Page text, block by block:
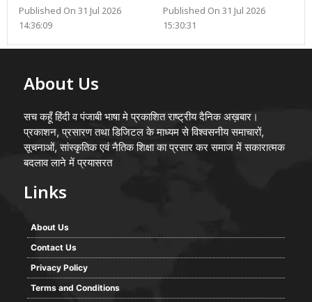
Published On 31 Jul 2026
14:36:09
Published On 31 Jul 2026
15:30:31
About Us
सच कहूँ हिंदी व पंजाबी भाषा मे प्रकाशित राष्ट्रीय दैनिक अख़बार।
प्रकाशन, प्रसारण तथा डिजिटल के माध्यम से विश्वसनीय समाचारों,
सूचनाओं, सांस्कृतिक एवं नैतिक शिक्षा का प्रसार कर समाज में सकारात्मक
बदलाव लाने में प्रयासरत
Links
About Us
Contact Us
Privacy Policy
Terms and Conditions